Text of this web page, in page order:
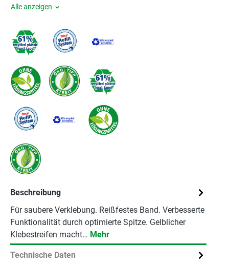
Alle anzeigen
Beschreibung
Für saubere Verklebung. Reißfestes Band. Verbesserte
Funktionalität durch optimierte Spitze. Gelblicher
Klebestreifen macht… Mehr
Technische Daten